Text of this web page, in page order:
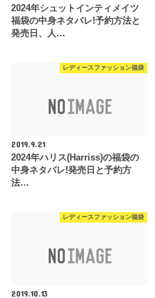
2024年シュットインティメイツ
福袋の中身ネタバレ!予約方法と
発売日、人…
レディースファッション福袋
2019.9.21
2024年ハリス(Harriss)の福袋の
中身ネタバレ!発売日と予約方
法…
レディースファッション福袋
2019.10.13